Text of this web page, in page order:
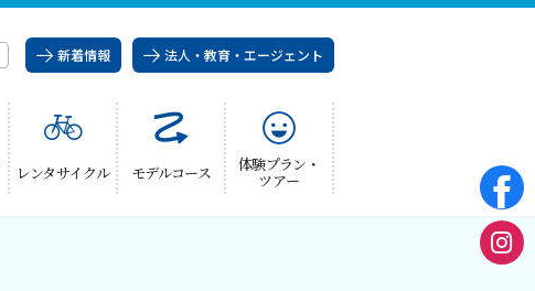
新着情報 法人・教育・エージェント
レンタサイクル モデルコース 体験プラン・
ツアー